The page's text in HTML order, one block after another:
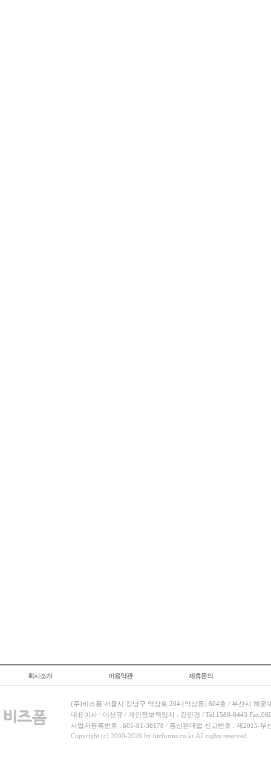
회사소개 이용약관 제휴문의
(주)비즈폼 서울시 강남구 역삼로 204 (역삼동) 604호 / 부산시 해운
대표이사 : 이선규 / 개인정보책임자 : 김민경 / Tel.1588-8443
사업자등록번호 : 605-81-38178 / 통신판매업 신고번호 : 제2015-부
Copyright (c) 2000-2026 by bizforms.co.kr All rights reserved.